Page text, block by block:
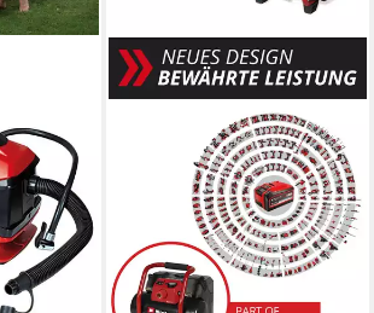
90 W,
X-
Set,
€
Kompressor Power X-Change
TE-AC 36/150 Li OF-Solo,
max. 8 bar, 6 l, ohne Akku
151,95 €
UVP233,95 €
-35%
lieferbar - in 3-4 Werktagen bei dir